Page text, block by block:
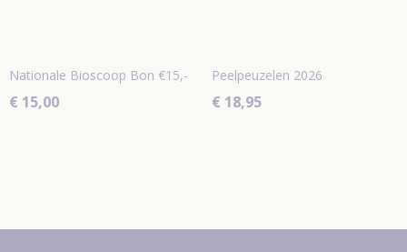
Nationale Bioscoop Bon €15,-
€ 15,00
Peelpeuzelen 2026
€ 18,95